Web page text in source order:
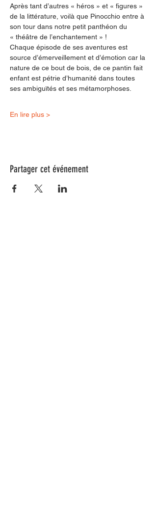
Après tant d’autres « héros » et « figures »
de la littérature, voilà que Pinocchio entre à
son tour dans notre petit panthéon du
« théâtre de l’enchantement » !
Chaque épisode de ses aventures est
source d’émerveillement et d’émotion car la
nature de ce bout de bois, de ce pantin fait
enfant est pétrie d’humanité dans toutes
ses ambiguïtés et ses métamorphoses.
En lire plus >
Partager cet événement